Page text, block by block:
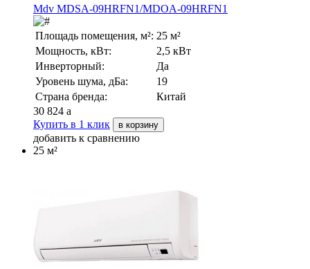
Mdv MDSA-09HRFN1/MDOA-09HRFN1
Площадь помещения, м²: 25 м²
Мощность, кВт:
2,5 кВт
Инверторный:
Да
Уровень шума, дБа:
19
Страна бренда:
Китай
30 824 a
Купить в 1 клик
в корзину
добавить к сравнению
25 м²